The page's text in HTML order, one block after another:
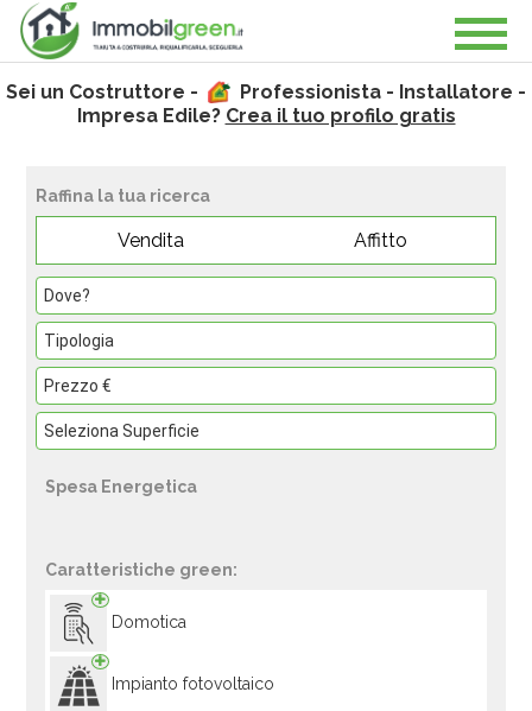
Sei un Costruttore -
Professionista - Installatore -
Impresa Edile? Crea il tuo profilo gratis
Raffina la tua ricerca
Vendita Affitto
Spesa Energetica
Caratteristiche green:
Domotica
Impianto fotovoltaico